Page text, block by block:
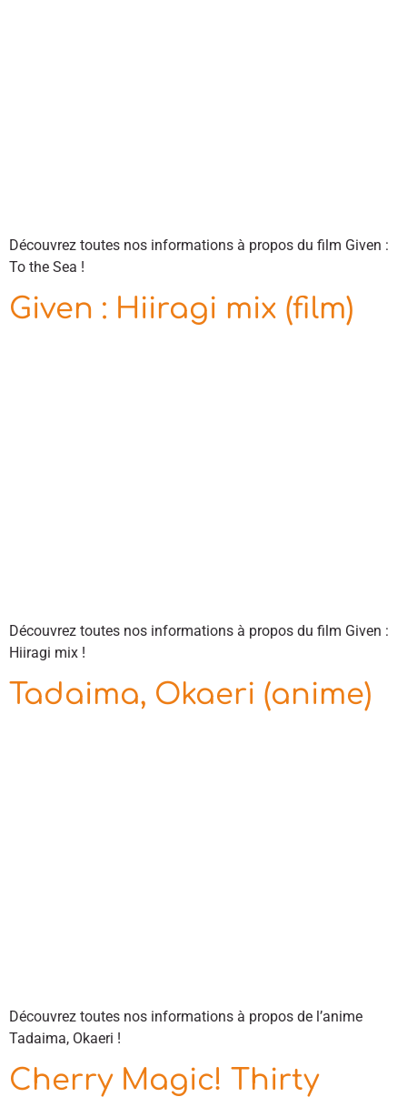
Découvrez toutes nos informations à propos du film Given :
To the Sea !
Given : Hiiragi mix (film)
Découvrez toutes nos informations à propos du film Given :
Hiiragi mix !
Tadaima, Okaeri (anime)
Découvrez toutes nos informations à propos de l’anime
Tadaima, Okaeri !
Cherry Magic! Thirty